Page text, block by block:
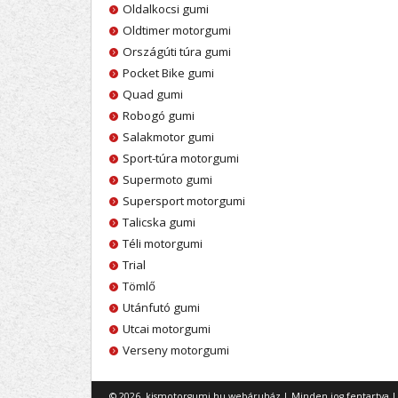
Oldalkocsi gumi
Oldtimer motorgumi
Országúti túra gumi
Pocket Bike gumi
Quad gumi
Robogó gumi
Salakmotor gumi
Sport-túra motorgumi
Supermoto gumi
Supersport motorgumi
Talicska gumi
Téli motorgumi
Trial
Tömlő
Utánfutó gumi
Utcai motorgumi
Verseny motorgumi